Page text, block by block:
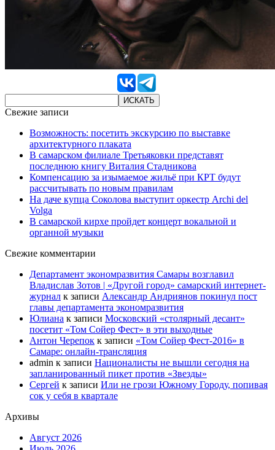
Свежие записи
Возможность: посетить экскурсию по выставке
архитектурного плаката
В самарском филиале Третьяковки представят
последнюю книгу Виталия Стадникова
Компенсацию за изымаемое жильё при КРТ будут
рассчитывать по новым правилам
На даче купца Соколова выступит оркестр Archi del
Volga
В самарской кирхе пройдет концерт вокальной и
органной музыки
Свежие комментарии
Департамент экономразвития Самары возглавил
Владислав Зотов | «Другой город» самарский интернет-
журнал к записи Александр Андриянов покинул пост
главы департамента экономразвития
Юлиана к записи Московский «столярный десант»
посетит «Том Сойер Фест» в эти выходные
Антон Черепок к записи «Том Сойер Фест-2016» в
Самаре: онлайн-трансляция
admin к записи Националисты не вышли сегодня на
запланированный пикет против «Звезды»
Сергей к записи Или не грози Южному Городу, попивая
сок у себя в квартале
Архивы
Август 2026